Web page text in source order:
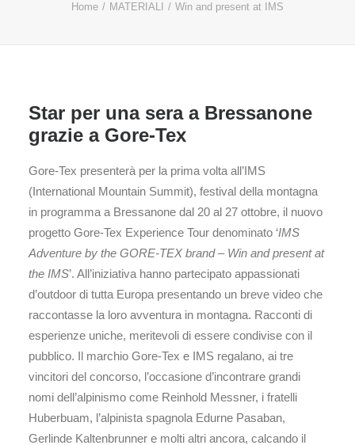
Home MATERIALI Win and present at IMS
Star per una sera a Bressanone
grazie a Gore-Tex
Gore-Tex presenterà per la prima volta all’IMS
(International Mountain Summit), festival della montagna
in programma a Bressanone dal 20 al 27 ottobre, il nuovo
progetto Gore-Tex Experience Tour denominato ‘IMS
Adventure by the GORE-TEX brand – Win and present at
the IMS’. All’iniziativa hanno partecipato appassionati
d’outdoor di tutta Europa presentando un breve video che
raccontasse la loro avventura in montagna. Racconti di
esperienze uniche, meritevoli di essere condivise con il
pubblico. Il marchio Gore-Tex e IMS regalano, ai tre
vincitori del concorso, l’occasione d’incontrare grandi
nomi dell’alpinismo come Reinhold Messner, i fratelli
Huberbuam, l’alpinista spagnola Edurne Pasaban,
Gerlinde Kaltenbrunner e molti altri ancora, calcando il